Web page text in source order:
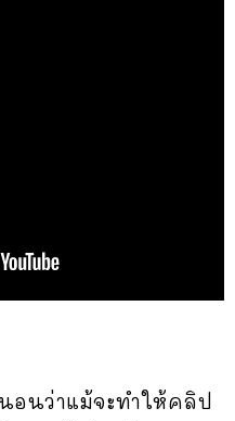
อนว่าแม้จะทำให้คลิป